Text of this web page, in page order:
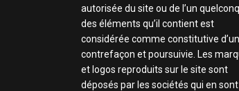
autorisée du site ou de l’un
des éléments qu’il contient est
considérée comme constitutive
contrefaçon et poursuivie. Les
et logos reproduits sur le site sont
déposés par les sociétés qui en sont